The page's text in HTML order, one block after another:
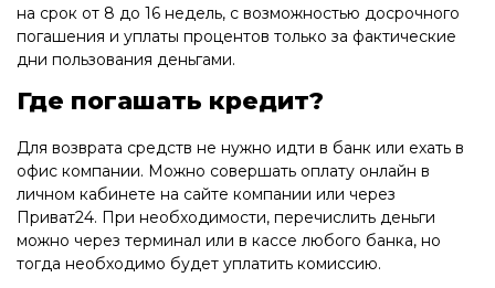
на срок от 8 до 16 недель, с возможностью досрочного
погашения и уплаты процентов только за фактические
дни пользования деньгами.
Где погашать кредит?
Для возврата средств не нужно идти в банк или ехать в
офис компании. Можно совершать оплату онлайн в
личном кабинете на сайте компании или через
Приват24. При необходимости, перечислить деньги
можно через терминал или в кассе любого банка, но
тогда необходимо будет уплатить комиссию.